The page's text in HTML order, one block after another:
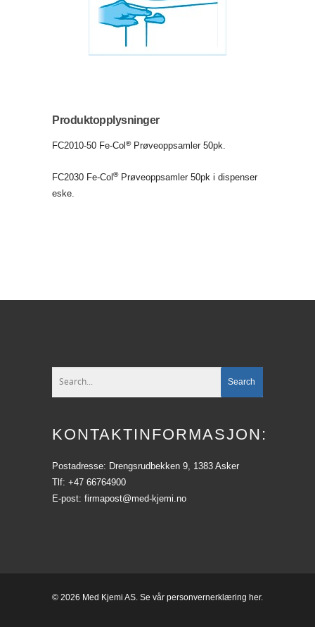
Produktopplysninger
FC2010-50 Fe-Col ®Prøveoppsamler 50pk.
FC2030 Fe-Col ®Prøveoppsamler 50pk i dispenser
eske.
KONTAKTINFORMASJON:
Postadresse: Drengsrudbekken 9, 1383 Asker
Tlf: +47 66764900
E-post: firmapost@med-kjemi.no
© 2026 Med Kjemi AS. Se vår personvernerklæring her.